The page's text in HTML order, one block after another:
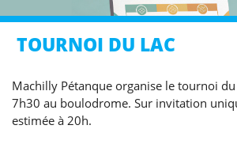
Village
Contact
TOURNOI DU LAC
Machilly Pétanque organise le tournoi
7h30 au boulodrome. Sur invitation
estimée à 20h.